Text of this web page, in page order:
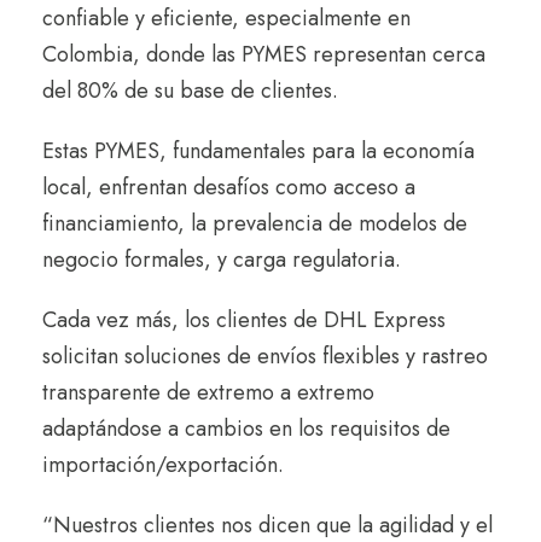
confiable y eficiente, especialmente en
Colombia, donde las PYMES representan cerca
del 80% de su base de clientes.
Estas PYMES, fundamentales para la economía
local, enfrentan desafíos como acceso a
financiamiento, la prevalencia de modelos de
negocio formales, y carga regulatoria.
Cada vez más, los clientes de DHL Express
solicitan soluciones de envíos flexibles y rastreo
transparente de extremo a extremo
adaptándose a cambios en los requisitos de
importación/exportación.
“Nuestros clientes nos dicen que la agilidad y el